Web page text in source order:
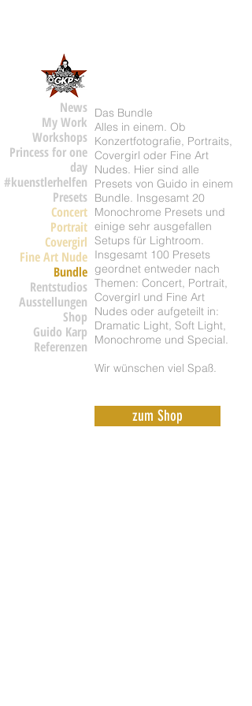
News
My Work
Workshops
Princess for one
day
#kuenstlerhelfen
Presets
Concert
Portrait
Covergirl
Fine Art Nude
Bundle
Rentstudios
Ausstellungen
Shop
Guido Karp
Referenzen
Das Bundle
zum Shop
Alles in einem. Ob
Konzertfotografie, Portraits,
Covergirl oder Fine Art
Nudes. Hier sind alle
Presets von Guido in einem
Bundle. Insgesamt 20
Monochrome Presets und
einige sehr ausgefallen
Setups für Lightroom.
Insgesamt 100 Presets
geordnet entweder nach
Themen: Concert, Portrait,
Covergirl und Fine Art
Nudes oder aufgeteilt in:
Dramatic Light, Soft Light,
Monochrome und Special.
Wir wünschen viel Spaß.